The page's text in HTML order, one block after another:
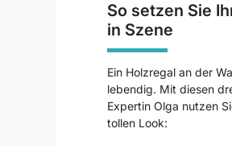
So setzen Sie
in Szene
Ein Holzregal an der
lebendig. Mit diesen
Expertin Olga nutzen
tollen Look: